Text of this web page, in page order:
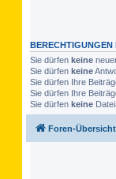
BERECHTIGUNGEN
Sie dürfen keine
Sie dürfen keine
Sie dürfen Ihre
Sie dürfen Ihre
Sie dürfen keine
Foren-Übersicht